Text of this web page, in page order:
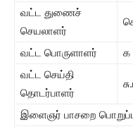
வட்ட துணைச்
செயலாளர்
வட்ட பொருளாளர் க
வட்ட செய்தி
தொடர்பாளர்
இளைஞர் பாசறை